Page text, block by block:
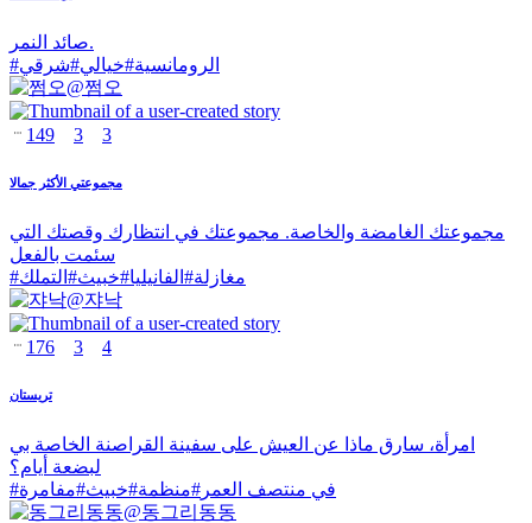
صائد النمر.
#
الرومانسية#خيالي#شرقي
@쩜오
149 3 3
مجموعتي الأكثر جمالا
مجموعتك الغامضة والخاصة. مجموعتك في انتظارك وقصتك التي
سئمت بالفعل
#
مغازلة# الفانيليا#خبيث# التملك
@쟈낙
176 3 4
تريستان
امرأة، سارق ماذا عن العيش على سفينة القراصنة الخاصة بي
لبضعة أيام؟
#
في منتصف العمر #منظمة#خبيث#مفامرة
@동그리동동